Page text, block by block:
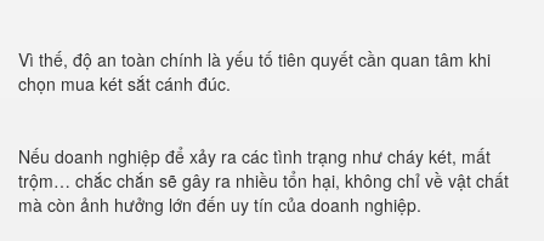
Vì thế, độ an toàn chính là yếu tố tiên quyết cần quan tâm khi
chọn mua két sắt cánh đúc.
Nếu doanh nghiệp để xảy ra các tình trạng như cháy két, mất
trộm… chắc chắn sẽ gây ra nhiều tổn hại, không chỉ về vật chất
mà còn ảnh hưởng lớn đến uy tín của doanh nghiệp.